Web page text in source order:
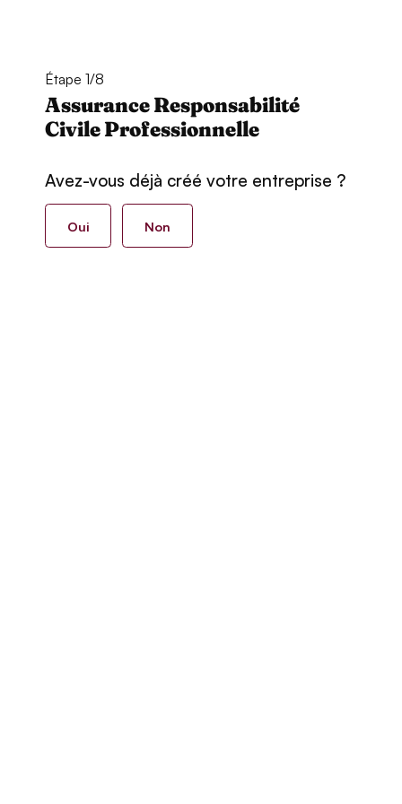
Étape 1/8
Assurance Responsabilité
Civile Professionnelle
Avez-vous déjà créé votre entreprise ?
Oui Non